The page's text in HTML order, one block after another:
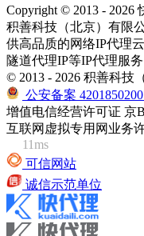
Copyright © 2013 - 2026
积善科技（北京）有限
供高品质的网络IP代理
隧道代理IP等IP代理服
© 2013 - 2026 积善科技
公安备案
增值电信经营许可证 京
互联网虚拟专用网业务
11ms
可信网站
诚信示范单位